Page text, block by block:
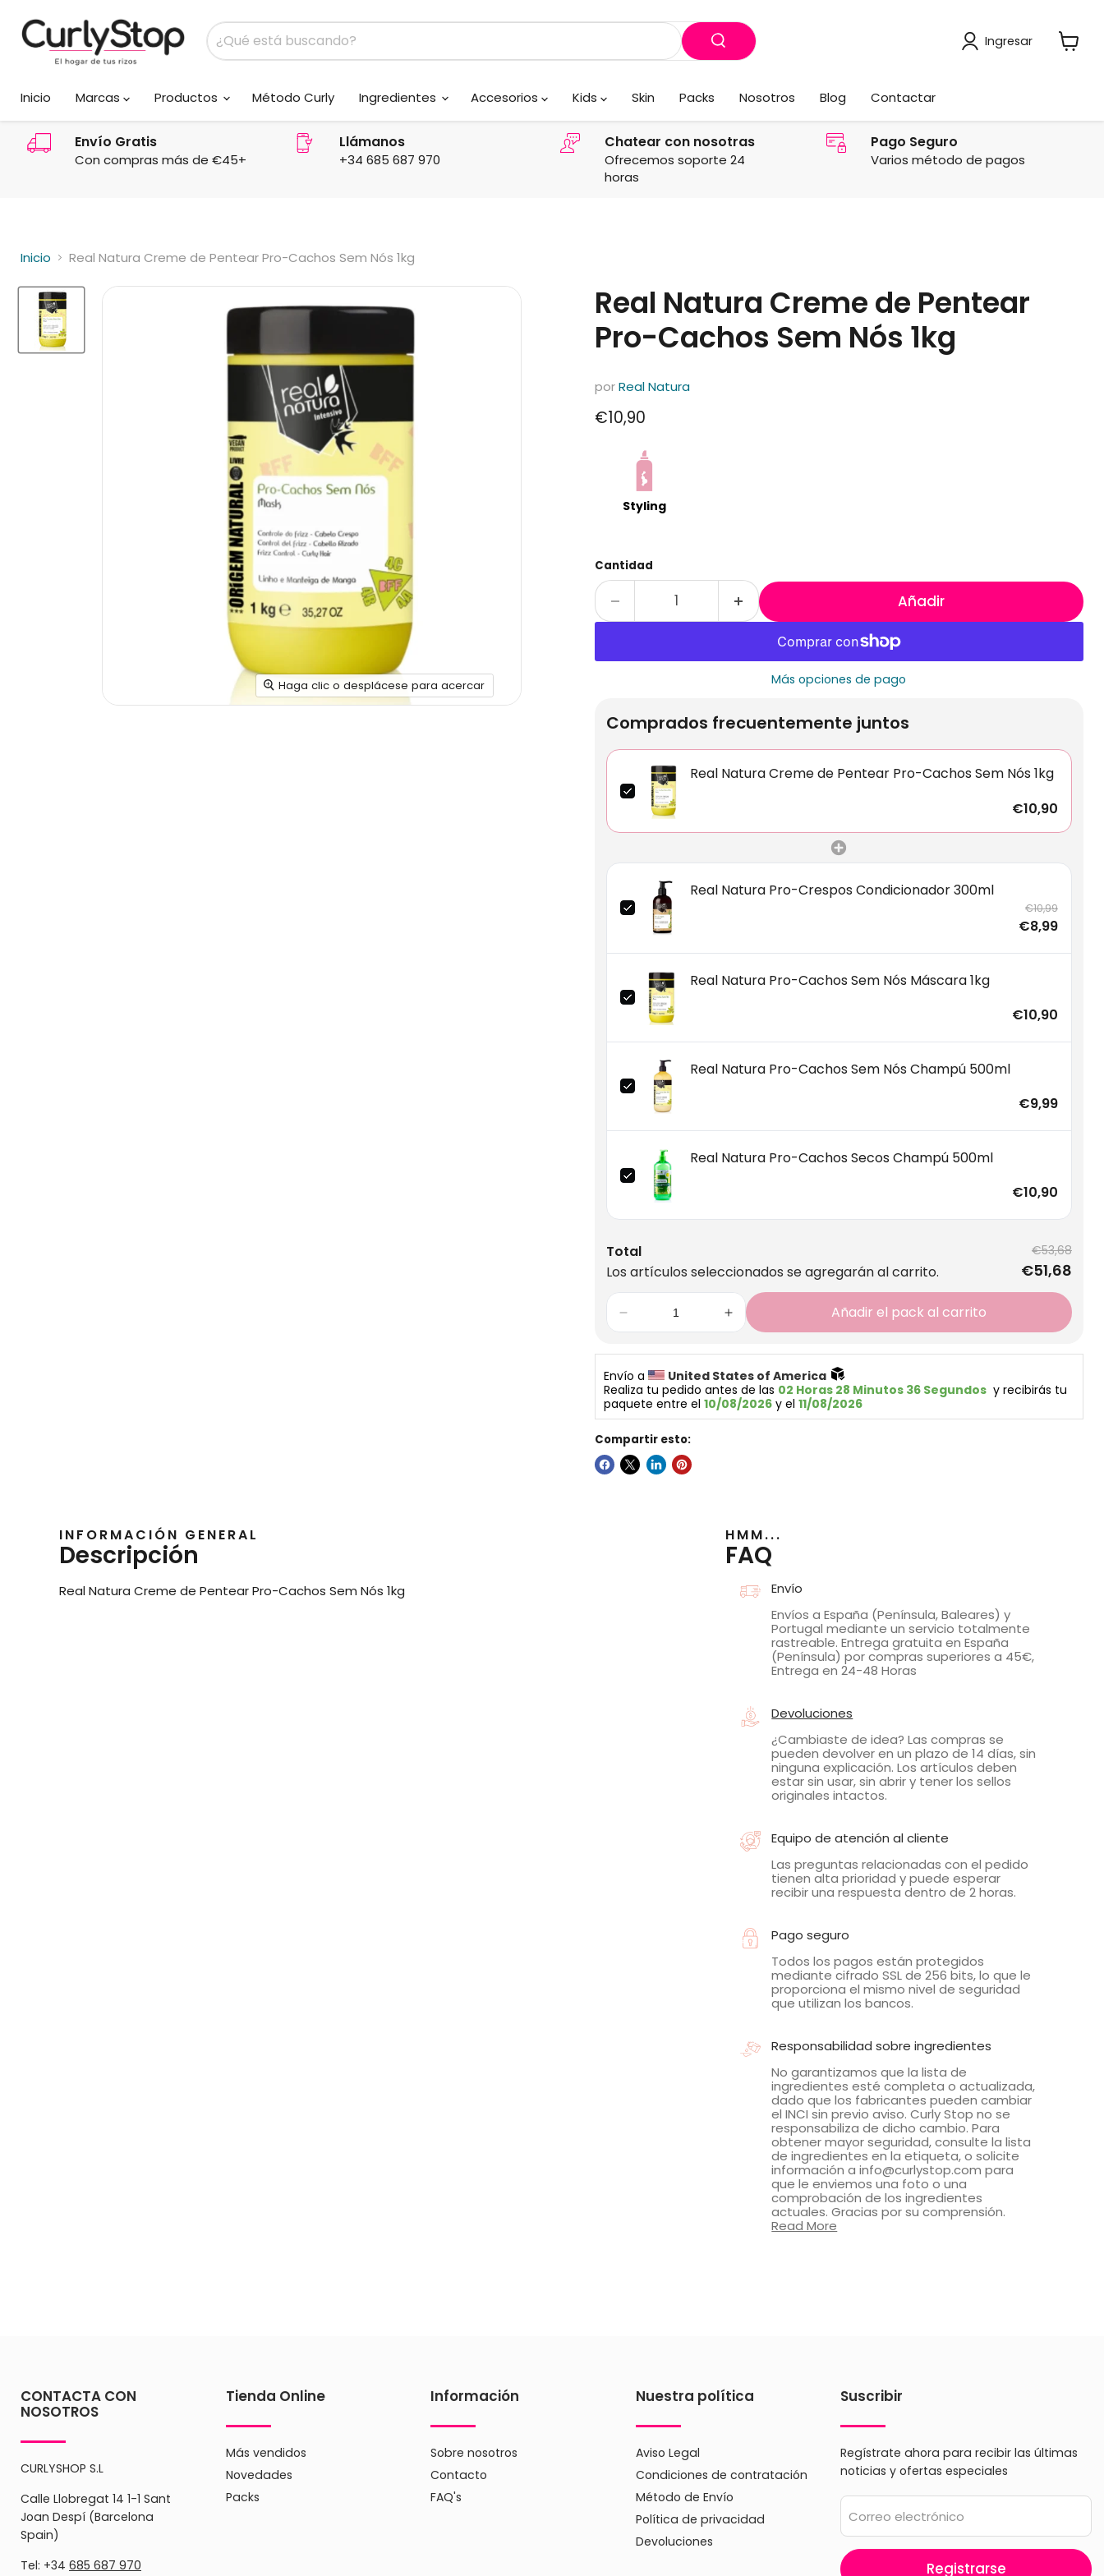
Ingresar
Inicio
Marcas Productos Método Curly Ingredientes Accesorios Kids Skin Packs Nosotros Blog Contactar
Envío Gratis
Con compras más de €45+
Llámanos
+34 685 687 970
Chatear con nosotras
Ofrecemos soporte 24
horas
Pago Seguro
Varios método de pagos
Inicio Real Natura Creme de Pentear Pro-Cachos Sem Nós 1kg
Haga clic o desplácese para acercar
Real Natura Creme de Pentear
Pro-Cachos Sem Nós 1kg
porReal Natura
Precio actual
€10,90
Styling
Cantidad
Añadir
Más opciones de pago
Comprados frecuentemente juntos
Real Natura Creme de Pentear Pro-Cachos Sem Nós 1kg
€10,90
Real Natura Pro-Crespos Condicionador 300ml
€10,99
€8,99
Real Natura Pro-Cachos Sem Nós Máscara 1kg
€10,90
Real Natura Pro-Cachos Sem Nós Champú 500ml
€9,99
Real Natura Pro-Cachos Secos Champú 500ml
€10,90
Total
Los artículos seleccionados se agregarán al carrito.
€53,68
€51,68
Añadir el pack al carrito
Envío a
United States of America
Realiza tu pedido antes de las 02 Horas 28 Minutos 35 Segundos
  y recibirás tu
paquete entre el 10/08/2026 y el 11/08/2026
Compartir esto:
INFORMACIÓN GENERAL
Descripción
Real Natura Creme de Pentear Pro-Cachos Sem Nós 1kg
HMM...
FAQ
Envío
Envíos a España (Península, Baleares) y
Portugal mediante un servicio totalmente
rastreable. Entrega gratuita en España
(Península) por compras superiores a 45€,
Entrega en 24-48 Horas
Devoluciones
¿Cambiaste de idea? Las compras se
pueden devolver en un plazo de 14 días, sin
ninguna explicación. Los artículos deben
estar sin usar, sin abrir y tener los sellos
originales intactos.
Equipo de atención al cliente
Las preguntas relacionadas con el pedido
tienen alta prioridad y puede esperar
recibir una respuesta dentro de 2 horas.
Pago seguro
Todos los pagos están protegidos
mediante cifrado SSL de 256 bits, lo que le
proporciona el mismo nivel de seguridad
que utilizan los bancos.
Responsabilidad sobre ingredientes
No garantizamos que la lista de
ingredientes esté completa o actualizada,
dado que los fabricantes pueden cambiar
el INCI sin previo aviso. Curly Stop no se
responsabiliza de dicho cambio. Para
obtener mayor seguridad, consulte la lista
de ingredientes en la etiqueta, o solicite
información a info@curlystop.com para
que le enviemos una foto o una
comprobación de los ingredientes
actuales. Gracias por su comprensión.
Read More
CONTACTA CON
NOSOTROS
CURLYSHOP S.L
Calle Llobregat 14 1-1 Sant
Joan Despí (Barcelona
Spain)
Tel: +34 685 687 970
Tienda Online
Más vendidos
Novedades
Packs
Información
Sobre nosotros
Contacto
FAQ's
Nuestra política
Aviso Legal
Condiciones de contratación
Método de Envío
Política de privacidad
Devoluciones
Suscribir
Regístrate ahora para recibir las últimas
noticias y ofertas especiales
Correo electrónico
Registrarse